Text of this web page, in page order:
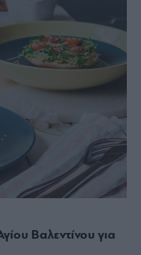
Βαλεντίνου για